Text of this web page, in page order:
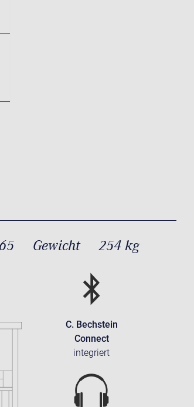
Gewicht 254 kg
C. Bechstein
Connect
integriert